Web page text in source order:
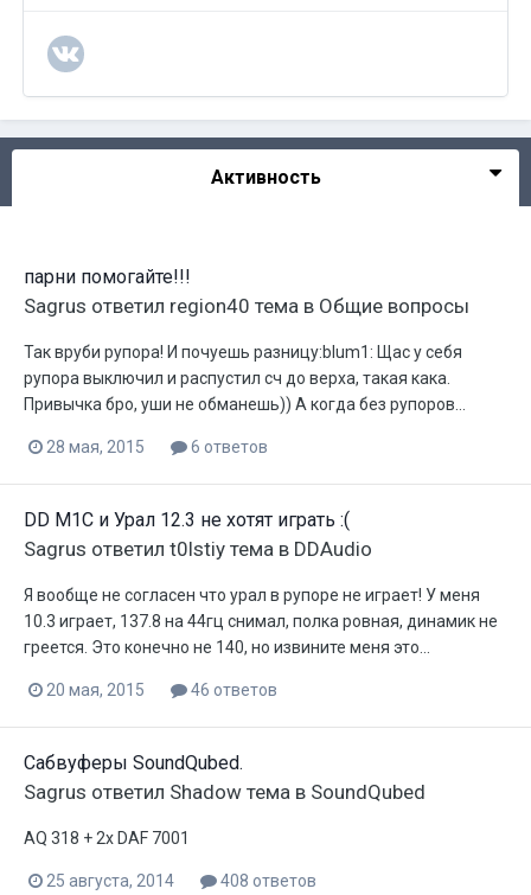
Активность
парни помогайте!!!
Sagrus ответил region40 тема в Общие вопросы
Так вруби рупора! И почуешь разницу:blum1: Щас у себя
рупора выключил и распустил сч до верха, такая кака.
Привычка бро, уши не обманешь)) А когда без рупоров...
28 мая, 2015 6 ответов
DD M1C и Урал 12.3 не хотят играть :(
Sagrus ответил t0lstiy тема в DDAudio
Я вообще не согласен что урал в рупоре не играет! У меня
10.3 играет, 137.8 на 44гц снимал, полка ровная, динамик не
греется. Это конечно не 140, но извините меня это...
20 мая, 2015 46 ответов
Сабвуферы SoundQubed.
Sagrus ответил Shadow тема в SoundQubed
AQ 318 + 2x DAF 7001
25 августа, 2014 408 ответов